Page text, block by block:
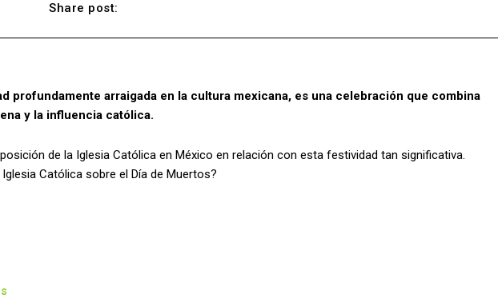
Share post:
profundamente arraigada en la cultura mexicana, es una celebración que combina
y la influencia católica.
de la Iglesia Católica en México en relación con esta festividad tan significativa.
Católica sobre el Día de Muertos?